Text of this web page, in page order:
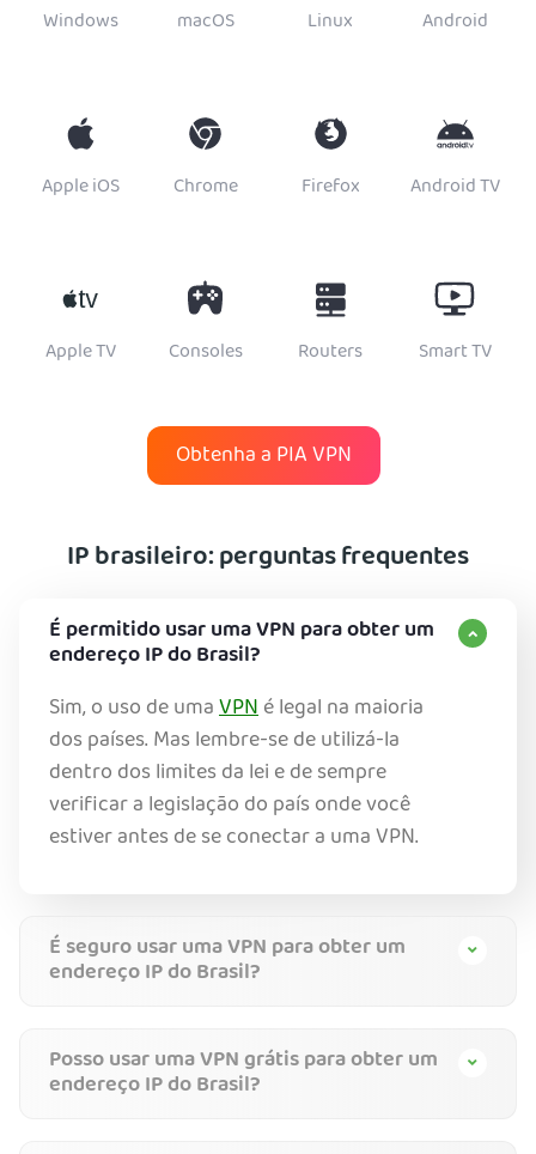
Windows macOS Linux Android
Apple iOS Chrome Firefox Android TV
Apple TV Consoles Routers Smart TV
Obtenha a PIA VPN
IP brasileiro: perguntas frequentes
É permitido usar uma VPN para obter um
endereço IP do Brasil?
Sim, o uso de umaVPNé legal na maioria
dos países. Mas lembre-se de utilizá-la
dentro dos limites da lei e de sempre
verificar a legislação do país onde você
estiver antes de se conectar a uma VPN.
É seguro usar uma VPN para obter um
endereço IP do Brasil?
Posso usar uma VPN grátis para obter um
endereço IP do Brasil?